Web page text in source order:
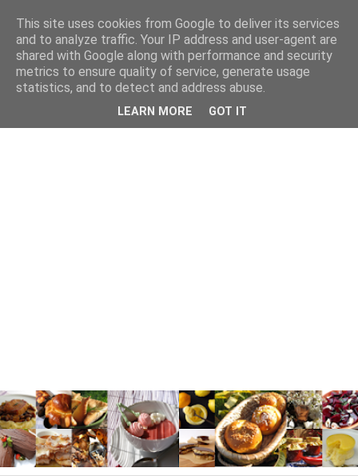
This site uses cookies from Google to deliver its services
and to analyze traffic. Your IP address and user-agent are
shared with Google along with performance and security
metrics to ensure quality of service, generate usage
statistics, and to detect and address abuse.
LEARN MORE GOT IT